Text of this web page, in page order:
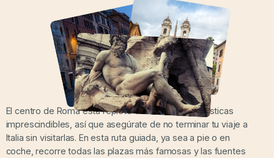
El centro de Roma está repleto de atracciones turísticas
imprescindibles, así que asegúrate de no terminar tu viaje a
Italia sin visitarlas. En esta ruta guiada, ya sea a pie o en
coche, recorre todas las plazas más famosas y las fuentes